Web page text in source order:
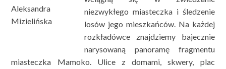
niezwykłego miasteczka i śledzenie
losów jego mieszkańców. Na każdej
rozkładówce znajdziemy bajecznie
narysowaną panoramę fragmentu
miasteczka Mamoko. Ulice z domami, skwery, plac